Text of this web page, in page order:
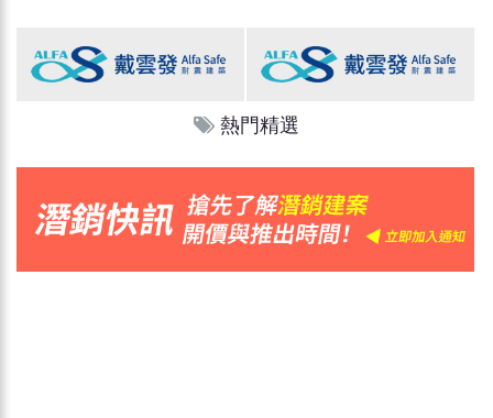
熱門精選